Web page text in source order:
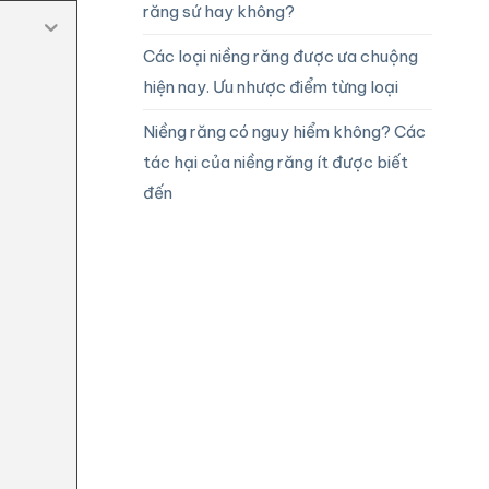
răng sứ hay không?
Các loại niềng răng được ưa chuộng
hiện nay. Ưu nhược điểm từng loại
Niềng răng có nguy hiểm không? Các
tác hại của niềng răng ít được biết
đến